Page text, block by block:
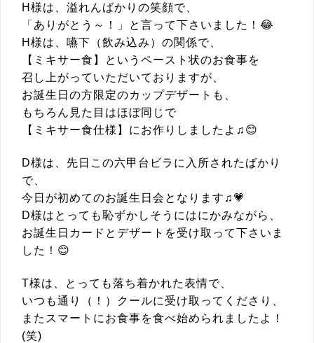
H様は、溢れんばかりの笑顔で、
「ありがとう～！」と言って下さいました！😂
H様は、嚥下（飲み込み）の関係で、
【ミキサー食】というペースト状のお食事を
召し上がっていただいておりますが、
お誕生日の方限定のカップデザートも、
もちろん見た目はほぼ同じで
【ミキサー食仕様】にお作りしましたよ♫😊
D様は、先日この六甲台ビラに入所されたばかり
で、
今日が初めてのお誕生日会となります♫💗
D様はとっても恥ずかしそうにはにかみながら、
お誕生日カードとデザートを受け取って下さいま
した！😊
T様は、とっても落ち着かれた表情で、
いつも通り（！）クールに受け取ってくださり、
またスマートにお食事を食べ始められましたよ！
(笑)